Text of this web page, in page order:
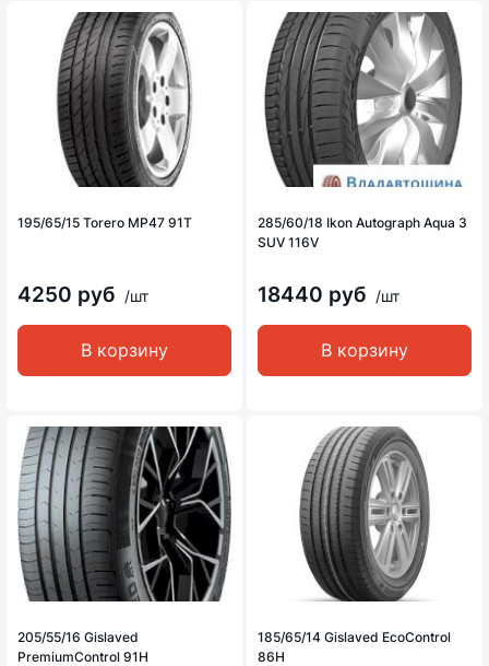
195/65/15 Torero MP47 91T
4250 руб /шт
В корзину
285/60/18 Ikon Autograph Aqua 3
SUV 116V
18440 руб /шт
В корзину
205/55/16 Gislaved
PremiumControl 91H
185/65/14 Gislaved EcoControl
86H